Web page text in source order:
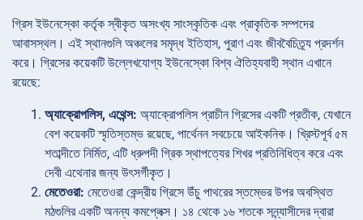
গ্রিস ইউনেস্কো কর্তৃক স্বীকৃত অসংখ্য সাংস্কৃতিক এবং প্রাকৃতিক সম্পদের
আবাসস্থল। এই স্থানগুলি অঞ্চলের সমৃদ্ধ ইতিহাস, পুরাণ এবং জীববৈচিত্র্য প্রদর্শন
করে। গ্রিসের কয়েকটি উল্লেখযোগ্য ইউনেস্কো বিশ্ব ঐতিহ্যবাহী স্থান এখানে
রয়েছে:
অ্যাক্রোপলিস, এথেন্স: অ্যাক্রোপলিস প্রাচীন গ্রিসের একটি প্রতীক, যেখানে
বেশ কয়েকটি স্মৃতিস্তম্ভ রয়েছে, পার্থেনন সবচেয়ে আইকনিক। খ্রিস্টপূর্ব ৫ম
শতাব্দীতে নির্মিত, এটি ধ্রুপদী গ্রিক স্থাপত্যের শিখর প্রতিনিধিত্ব করে এবং
দেবী এথেনার জন্য উৎসর্গীকৃত।
মেতেওরা: মেতেওরা কেন্দ্রীয় গ্রিসে উঁচু পাথরের স্তম্ভের উপর অবস্থিত
মঠগুলির একটি অনন্য কমপ্লেক্স। ১৪ থেকে ১৬ শতকে সন্ন্যাসীদের দ্বারা